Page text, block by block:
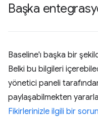
Başka
Baseline'ı başka bir
Belki bu bilgileri
yönetici paneli
paylaşabilmekten
Fikirlerinizle ilgili bir